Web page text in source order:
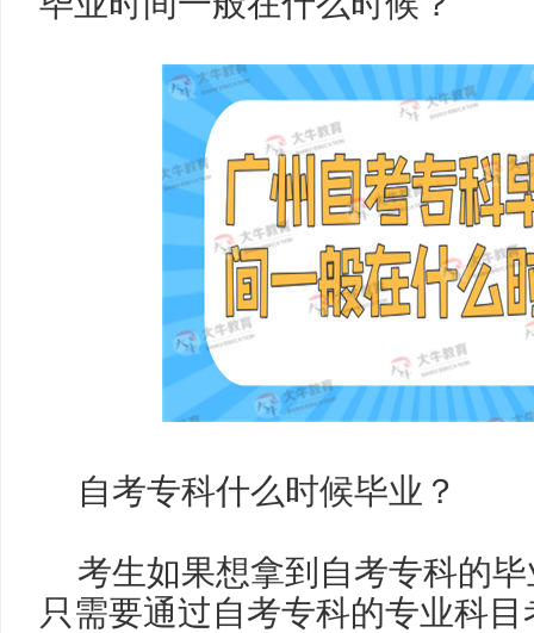
自考专科什么时候毕业？
考生如果想拿到自考专科的
只需要通过自考专科的专业科